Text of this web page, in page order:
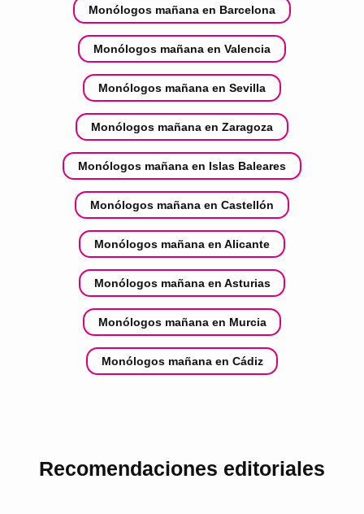
Monólogos mañana en Barcelona
Monólogos mañana en Valencia
Monólogos mañana en Sevilla
Monólogos mañana en Zaragoza
Monólogos mañana en Islas Baleares
Monólogos mañana en Castellón
Monólogos mañana en Alicante
Monólogos mañana en Asturias
Monólogos mañana en Murcia
Monólogos mañana en Cádiz
Recomendaciones editoriales